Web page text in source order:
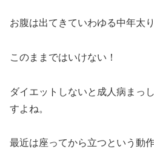
お腹は出てきていわゆる中年太り
このままではいけない！
ダイエットしないと成人病まっ
すよね。
最近は座ってから立つという動